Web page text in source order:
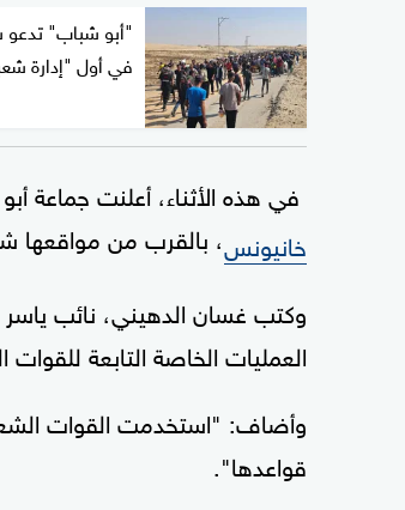
"أبو شباب" تدعو
في أول "إدارة
في هذه الأثناء، أعلنت جماعة
خانيونس، بالقرب من
وكتب غسان الدهيني، نائب
العمليات الخاصة التابعة
وأضاف: "استخدمت القوات
قواعدها".